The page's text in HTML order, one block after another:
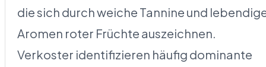
die sich durch weiche Tannine und
Aromen roter Früchte auszeichnen.
Verkoster identifizieren häufig dominante